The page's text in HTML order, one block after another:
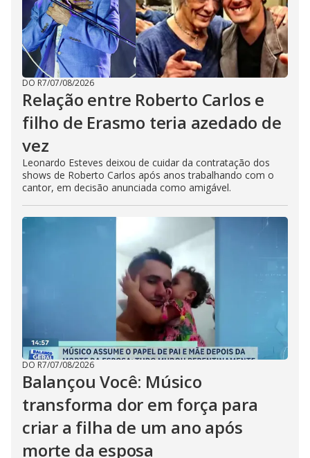
DO R7/07/08/2026
Relação entre Roberto Carlos e
filho de Erasmo teria azedado de
vez
Leonardo Esteves deixou de cuidar da contratação dos
shows de Roberto Carlos após anos trabalhando com o
cantor, em decisão anunciada como amigável.
DO R7/07/08/2026
Balançou Você: Músico
transforma dor em força para
criar a filha de um ano após
morte da esposa